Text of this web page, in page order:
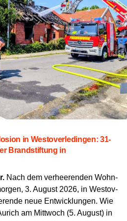
auf der Bau­stel­le als kon­ti­
herstellt.
aus­drück­lich dar­auf hin,
Ver­fah­rens von dau­er­
abhängt.Die
kli­ma­ti­sche Bedin­gun­
und Halt­bar­keit zu ent­
mit­spie­len,kön­nen kurz­fris­
Arbei­ten in ein­zel­nen Abschnit­
in Wes­t­ov­er­le­din­gen: 31-
Brand­stif­tung in
Nach dem ver­hee­ren­den Wohn­
3. August 2026, in Wes­t­ov­
neue Ent­wick­lun­gen. Wie
am Mitt­woch (5. August) in